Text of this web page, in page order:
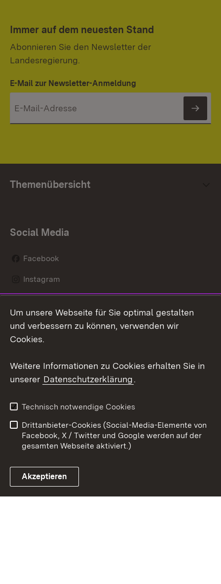
Immer auf dem neuesten Stand
Abonnieren Sie den Newsletter der
Landesregierung.
E-Mail zur Newsletter-Anmeldung
Themenübersicht
Social Media
Facebook
Instagram
Mastodon
Youtube
Link zum Landesportal
Kontakt
Datenschutz
Barrierefreiheit
Impressum Cookies
Um unsere Webseite für Sie optimal gestalten
und verbessern zu können, verwenden wir
Cookies.
Weitere Informationen zu Cookies erhalten Sie in
unserer Datenschutzerklärung.
Technisch notwendige Cookies
Drittanbieter-Cookies (Social-Media-Elemente von
Facebook, X / Twitter und Google werden auf der
gesamten Webseite aktiviert.)
Akzeptieren